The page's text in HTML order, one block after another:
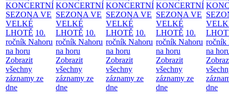
KONCERTNÍ
SEZONA VE
VELKÉ
LHOTĚ 10.
ročník Nahoru
na horu
Zobrazit
všechny
záznamy ze
dne
KONCERTNÍ
SEZONA VE
VELKÉ
LHOTĚ 10.
ročník Nahoru
na horu
Zobrazit
všechny
záznamy ze
dne
KONCERTNÍ
SEZONA VE
VELKÉ
LHOTĚ 10.
ročník Nahoru
na horu
Zobrazit
všechny
záznamy ze
dne
KONCERTNÍ
SEZONA VE
VELKÉ
LHOTĚ 10.
ročník Nahoru
na horu
Zobrazit
všechny
záznamy ze
dne
ročník
na
dne